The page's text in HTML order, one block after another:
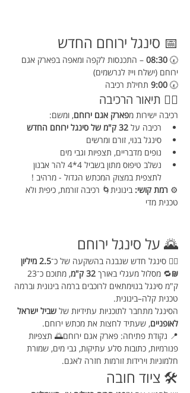
📅 סינגל ירוחם החדש
🕢
08:30 – התכנסות לקפה ומאפה בפארק אגם
ירוחם (ישלח וייז לנרשמים)
🕢
9:00 תחילת רכיבה
🚴‍♀️ תיאור הרכיבה
רכיבה ישירות מפארק אגם ירוחם, ומשם:
רכיבה על 32 ק"מ של סינגל ירוחם החדש
סינגל בנוי, זורם ומרשים
נופים מדבריים, תצפיות וגבי מים
נשלב טיפוס מתון בשביל 4*4 להר אבנון
לתצפית במצוק המכתש הגדול - מרהיב !
⚙️ רמת קושי: בינונית🌀 רכיבה זורמת, כיפית ולא
טכנית מדי
🌄 על סינגל ירוחם
🚴‍♂️ סינגל חדש שנבנה בהשקעה של כ־
2.5 מיליון
₪🔁 מסלול מעגלי באורך 32 ק"מ
ק"מ סינגל בנוימתאים לרוכבים ברמה בינונית וברמה
טכנית קלה–בינונית.
הסינגל מתחבר לתוכניות עתידיות של שביל ישראל
לאופניים, שעתיד לחצות את מכתש ירוחם.
📍 נקודת פתיחה: פארק אגם ירוחם🌅 תצפיות
פנורמיות, כתובות סלע עתיקות, גבי מים, שמורת
חלמוניות וירידות זורמות חזרה לאגם.
🛠️ ציוד חובה